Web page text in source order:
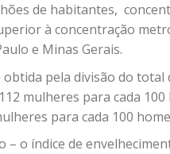
de habitantes,
à concentração
e Minas Gerais.
pela divisão do
mulheres para cada
para cada 100
o índice de